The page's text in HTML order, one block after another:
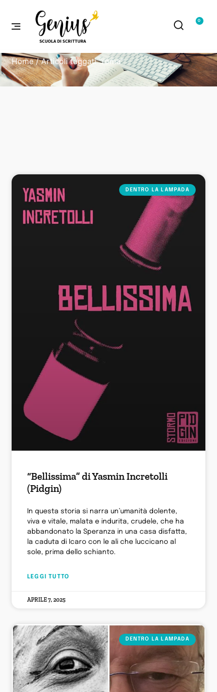
0
Home/ Articoli taggati “roma”
DENTRO LA LAMPADA
“Bellissima” di Yasmin Incretolli
(Pidgin)
In questa storia si narra un’umanità dolente,
viva e vitale, malata e indurita, crudele, che ha
abbandonato la Speranza in una casa disfatta,
la caduta di Icaro con le ali che luccicano al
sole, prima dello schianto.
LEGGI TUTTO
APRILE 7, 2025
DENTRO LA LAMPADA